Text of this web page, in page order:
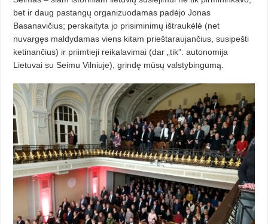
bet ir daug pastangų organizuodamas padėjo Jonas
Basanavičius; perskaityta jo prisiminimų ištraukėlė (net
nuvargęs maldydamas viens kitam prieštaraujančius, susipešti
ketinančius) ir priimtieji reikalavimai (dar „tik”: autonomija
Lietuvai su Seimu Vilniuje), grindę mūsų valstybingumą.